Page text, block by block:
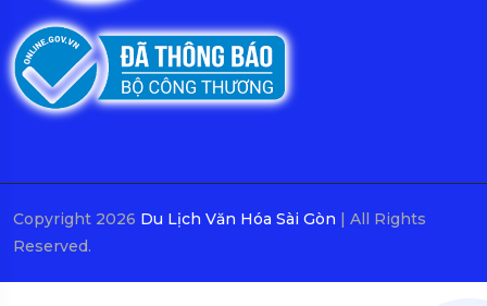
Copyright 2026 Du Lịch Văn Hóa Sài Gòn
| All Rights
Reserved.